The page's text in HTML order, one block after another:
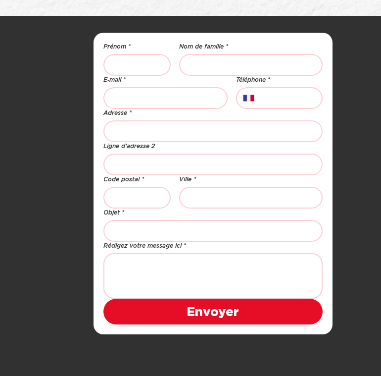
Prénom * Nom de famille *
E‑mail * Téléphone *
Adresse *
Ligne d'adresse 2
Code postal * Ville *
Objet *
Rédigez votre message ici *
Envoyer